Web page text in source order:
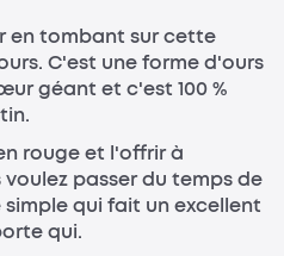
en tombant sur cette
C'est une forme d'ours
géant et c'est 100 %
rouge et l'offrir à
passer du temps de
qui fait un excellent
qui.